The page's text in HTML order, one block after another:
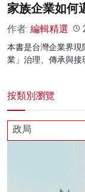
家族企業如何
作者: 編輯精選
本書是台灣企業界
業」治理、傳承與接
按類別瀏覽
政局